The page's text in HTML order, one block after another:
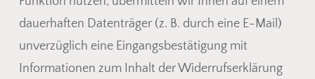
dauerhaften Datenträger (z. B. durch eine E-Mail)
unverzüglich eine Eingangsbestätigung mit
Informationen zum Inhalt der Widerrufserklärung